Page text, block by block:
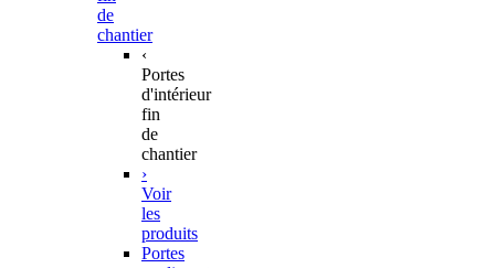
de
chantier
‹
Portes
d'intérieur
fin
de
chantier
›
Voir
les
produits
Portes